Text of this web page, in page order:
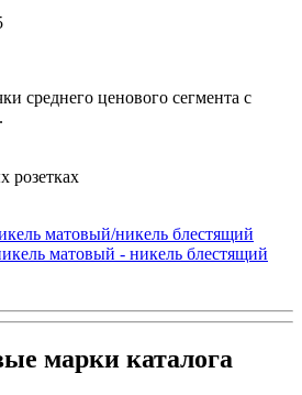
среднего ценового сегмента с
розетках
матовый/никель блестящий
матовый - никель блестящий
марки каталога